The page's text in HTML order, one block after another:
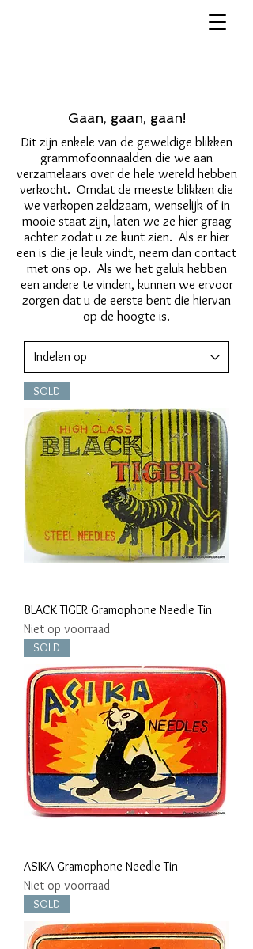
Gaan, gaan, gaan!
Dit zijn enkele van de geweldige blikken
grammofoonnaalden die we aan
verzamelaars over de hele wereld hebben
verkocht. Omdat de meeste blikken die
we verkopen zeldzaam, wenselijk of in
mooie staat zijn, laten we ze hier graag
achter zodat u ze kunt zien. Als er hier
een is die je leuk vindt, neem dan contact
met ons op. Als we het geluk hebben
een andere te vinden, kunnen we ervoor
zorgen dat u de eerste bent die hiervan
op de hoogte is.
SOLD
BLACK TIGER Gramophone Needle Tin
Niet op voorraad
SOLD
ASIKA Gramophone Needle Tin
Niet op voorraad
SOLD